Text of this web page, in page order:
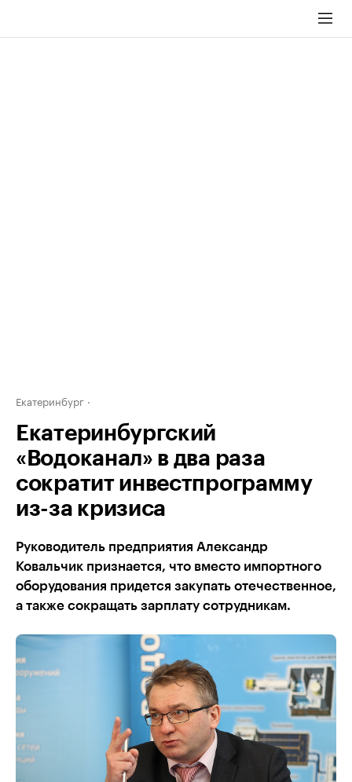
Екатеринбург
Екатеринбургский
«Водоканал» в два раза
сократит инвестпрограмму
из-за кризиса
Руководитель предприятия Александр
Ковальчик признается, что вместо импортного
оборудования придется закупать отечественное,
а также сокращать зарплату сотрудникам.